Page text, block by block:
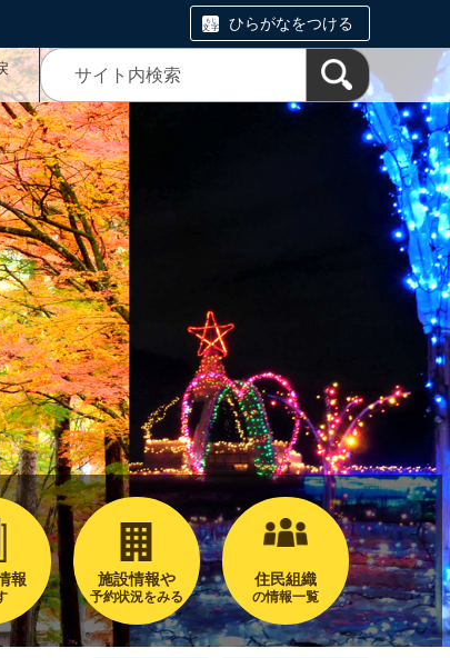
ひらがなをつける
報 施設情報や
予約状況をみる
住民組織
の情報一覧